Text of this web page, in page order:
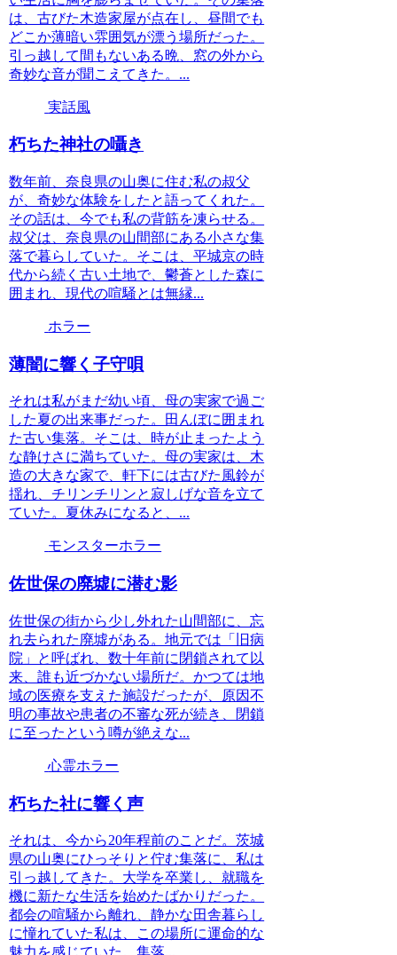
は、古びた木造家屋が点在し、昼間でも
どこか薄暗い雰囲気が漂う場所だった。
引っ越して間もないある晩、窓の外から
奇妙な音が聞こえてきた。...
実話風
朽ちた神社の囁き
数年前、奈良県の山奥に住む私の叔父
が、奇妙な体験をしたと語ってくれた。
その話は、今でも私の背筋を凍らせる。
叔父は、奈良県の山間部にある小さな集
落で暮らしていた。そこは、平城京の時
代から続く古い土地で、鬱蒼とした森に
囲まれ、現代の喧騒とは無縁...
ホラー
薄闇に響く子守唄
それは私がまだ幼い頃、母の実家で過ご
した夏の出来事だった。田んぼに囲まれ
た古い集落。そこは、時が止まったよう
な静けさに満ちていた。母の実家は、木
造の大きな家で、軒下には古びた風鈴が
揺れ、チリンチリンと寂しげな音を立て
ていた。夏休みになると、...
モンスターホラー
佐世保の廃墟に潜む影
佐世保の街から少し外れた山間部に、忘
れ去られた廃墟がある。地元では「旧病
院」と呼ばれ、数十年前に閉鎖されて以
来、誰も近づかない場所だ。かつては地
域の医療を支えた施設だったが、原因不
明の事故や患者の不審な死が続き、閉鎖
に至ったという噂が絶えな...
心霊ホラー
朽ちた社に響く声
それは、今から20年程前のことだ。茨城
県の山奥にひっそりと佇む集落に、私は
引っ越してきた。大学を卒業し、就職を
機に新たな生活を始めたばかりだった。
都会の喧騒から離れ、静かな田舎暮らし
に憧れていた私は、この場所に運命的な